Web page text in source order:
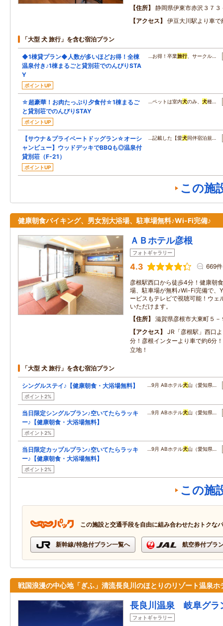
住所
静岡県伊東市赤沢３７３
アクセス
伊豆大川駅より車で
「大型 犬 旅行」を含む宿泊プラン
◆1棟貸プラン◆人数が多いほどお得！全棟
温泉付き♪1棟まるごと貸別荘でのんびりSTA
Y
ポイントUP
…お得！卒業旅行、サークル…
☆超豪華！お肉たっぷり夕食付☆1棟まるご
と貸別荘でのんびりSTAY
ポイントUP
…ペットは室内犬のみ、 犬種…
【サウナ＆プライベートドッグラン☆オーシ
ャンビュー】ウッドデッキでBBQも◎温泉付
貸別荘（F-21）
ポイントUP
…記載した【愛犬同伴宿泊規…
この施
健康朝食バイキング、男女別大浴場、駐車場無料♪Wi-Fi完備♪
ＡＢホテル彦根
フォトギャラリー
4.3 669件
彦根駅西口から徒歩4分！健康朝
場、駐車場が無料♪Wi-Fi完備で、
ービスもテレビで視聴可能！ウェ
いただけます。
住所
滋賀県彦根市大東町５－
アクセス
JR「彦根駅」西口
分！彦根インターより車で約6分
立地！
「大型 犬 旅行」を含む宿泊プラン
シングルステイ♪【健康朝食・大浴場無料】
ポイント2%
…9月 ABホテル犬山（愛知県…
当日限定シングルプラン♪空いてたらラッキ
ー♪【健康朝食・大浴場無料】
ポイント2%
…9月 ABホテル犬山（愛知県…
当日限定カップルプラン♪空いてたらラッキ
ー♪【健康朝食・大浴場無料】
ポイント2%
…9月 ABホテル犬山（愛知県…
この施
この施設と交通手段を自由に組み合わせたおトクな
新幹線/特急付プラン一覧へ 航空券付プラ
戦国浪漫の中心地「ぎふ」清流長良川のほとりのリゾート温泉ホ
長良川温泉 岐阜グラ
フォトギャラリー